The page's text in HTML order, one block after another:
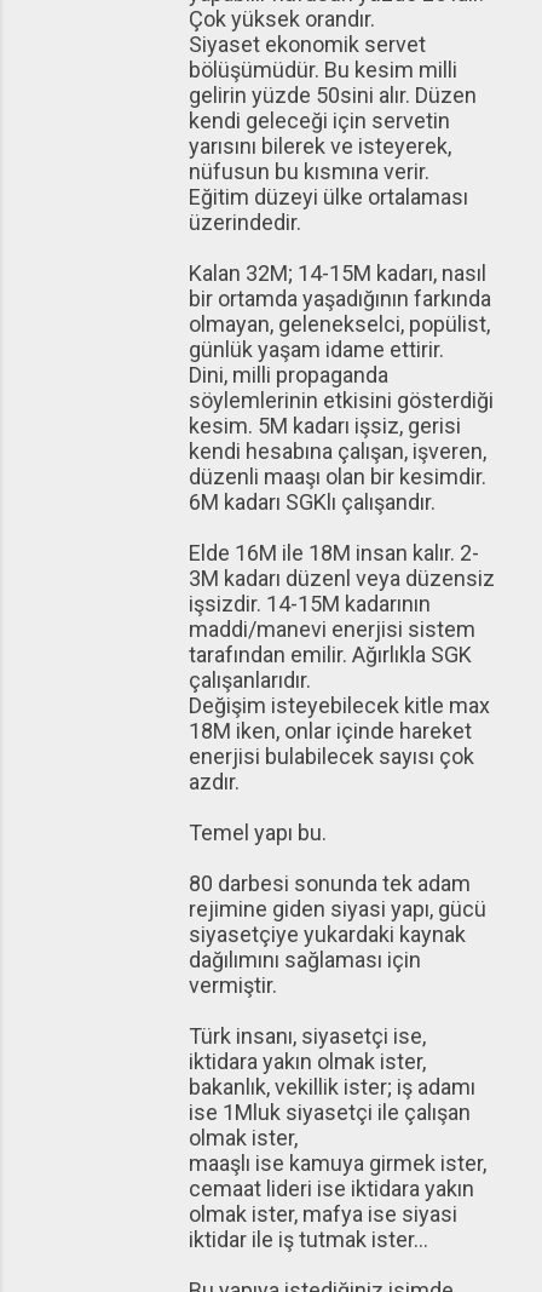
Çok yüksek orandır.
Siyaset ekonomik servet
bölüşümüdür. Bu kesim milli
gelirin yüzde 50sini alır. Düzen
kendi geleceği için servetin
yarısını bilerek ve isteyerek,
nüfusun bu kısmına verir.
Eğitim düzeyi ülke ortalaması
üzerindedir.
Kalan 32M; 14-15M kadarı, nasıl
bir ortamda yaşadığının farkında
olmayan, gelenekselci, popülist,
günlük yaşam idame ettirir.
Dini, milli propaganda
söylemlerinin etkisini gösterdiği
kesim. 5M kadarı işsiz, gerisi
kendi hesabına çalışan, işveren,
düzenli maaşı olan bir kesimdir.
6M kadarı SGKlı çalışandır.
Elde 16M ile 18M insan kalır. 2-
3M kadarı düzenl veya düzensiz
işsizdir. 14-15M kadarının
maddi/manevi enerjisi sistem
tarafından emilir. Ağırlıkla SGK
çalışanlarıdır.
Değişim isteyebilecek kitle max
18M iken, onlar içinde hareket
enerjisi bulabilecek sayısı çok
azdır.
Temel yapı bu.
80 darbesi sonunda tek adam
rejimine giden siyasi yapı, gücü
siyasetçiye yukardaki kaynak
dağılımını sağlaması için
vermiştir.
Türk insanı, siyasetçi ise,
iktidara yakın olmak ister,
bakanlık, vekillik ister; iş adamı
ise 1Mluk siyasetçi ile çalışan
olmak ister,
maaşlı ise kamuya girmek ister,
cemaat lideri ise iktidara yakın
olmak ister, mafya ise siyasi
iktidar ile iş tutmak ister...